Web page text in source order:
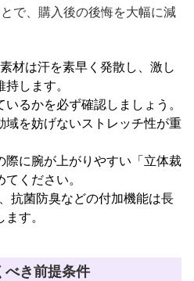
で、購入後の後悔を大幅に減
材は汗を素早く発散し、激し
します。
るかを必ず確認しましょう。
域を妨げないストレッチ性が重
に腕が上がりやすい「立体裁
ください。
抗菌防臭などの付加機能は長
す。
べき前提条件